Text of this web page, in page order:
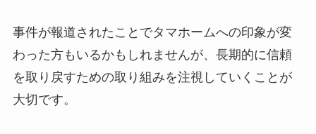
事件が報道されたことでタマホームへの印象が変
わった方もいるかもしれませんが、長期的に信頼
を取り戻すための取り組みを注視していくことが
大切です。